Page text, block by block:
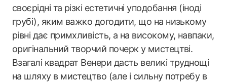
своєрідні та різкі естетичні уподобання (іноді
грубі), яким важко догодити, що на низькому
рівні дає примхливість, а на високому, навпаки,
оригінальний творчий почерк у мистецтві.
Взагалі квадрат Венери дасть великі труднощі
на шляху в мистецтво (але і сильну потребу в